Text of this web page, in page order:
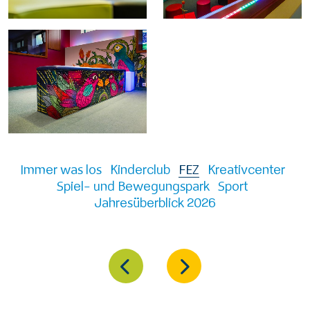
Immer was los Kinderclub FEZ Kreativcenter
Spiel- und Bewegungspark Sport
Jahresüberblick 2026